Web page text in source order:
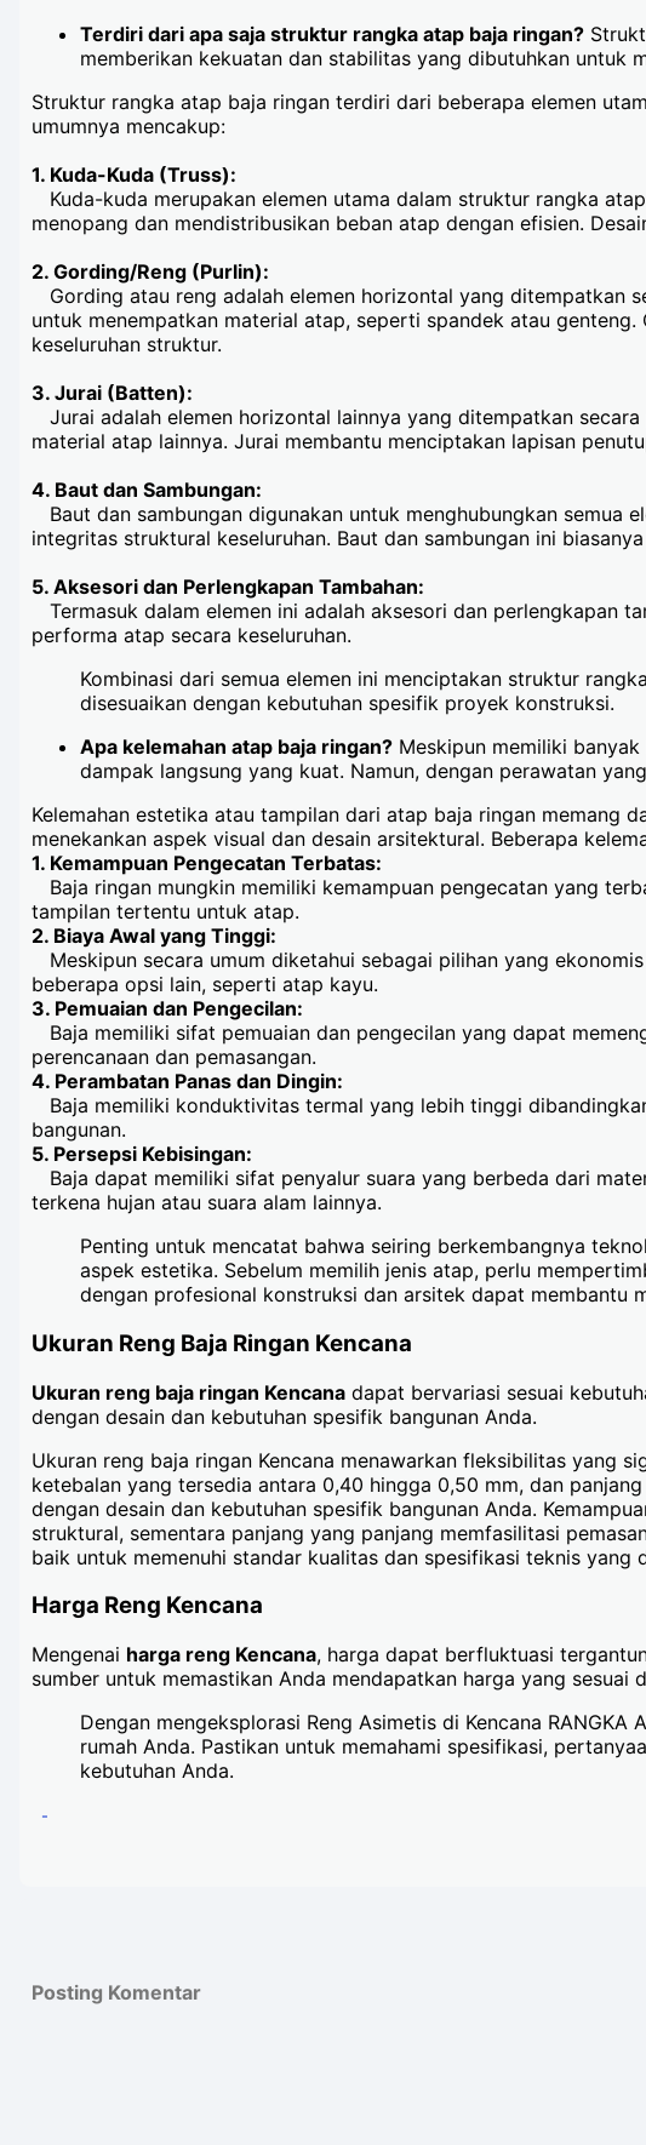
Terdiri dari apa saja struktur rangka atap baja ringan?
memberikan kekuatan dan stabilitas yang dibutuhkan untuk
Struktur rangka atap baja ringan terdiri dari beberapa elemen
umumnya mencakup:
1. Kuda-Kuda (Truss):
Kuda-kuda merupakan elemen utama dalam struktur rangka
menopang dan mendistribusikan beban atap dengan efisien.
2. Gording/Reng (Purlin):
Gording atau reng adalah elemen horizontal yang ditempatkan
untuk menempatkan material atap, seperti spandek atau
keseluruhan struktur.
3. Jurai (Batten):
Jurai adalah elemen horizontal lainnya yang ditempatkan
material atap lainnya. Jurai membantu menciptakan lapisan
4. Baut dan Sambungan:
Baut dan sambungan digunakan untuk menghubungkan semua
integritas struktural keseluruhan. Baut dan sambungan ini
5. Aksesori dan Perlengkapan Tambahan:
Termasuk dalam elemen ini adalah aksesori dan perlengkapan
performa atap secara keseluruhan.
Kombinasi dari semua elemen ini menciptakan struktur
disesuaikan dengan kebutuhan spesifik proyek konstruksi.
Apa kelemahan atap baja ringan? Meskipun memiliki
dampak langsung yang kuat. Namun, dengan perawatan
Kelemahan estetika atau tampilan dari atap baja ringan memang
menekankan aspek visual dan desain arsitektural. Beberapa
1. Kemampuan Pengecatan Terbatas:
Baja ringan mungkin memiliki kemampuan pengecatan yang
tampilan tertentu untuk atap.
2. Biaya Awal yang Tinggi:
Meskipun secara umum diketahui sebagai pilihan yang
beberapa opsi lain, seperti atap kayu.
3. Pemuaian dan Pengecilan:
Baja memiliki sifat pemuaian dan pengecilan yang dapat
perencanaan dan pemasangan.
4. Perambatan Panas dan Dingin:
Baja memiliki konduktivitas termal yang lebih tinggi
bangunan.
5. Persepsi Kebisingan:
Baja dapat memiliki sifat penyalur suara yang berbeda dari
terkena hujan atau suara alam lainnya.
Penting untuk mencatat bahwa seiring berkembangnya
aspek estetika. Sebelum memilih jenis atap, perlu
dengan profesional konstruksi dan arsitek dapat membantu
Ukuran Reng Baja Ringan Kencana
Ukuran reng baja ringan Kencana dapat bervariasi sesuai
dengan desain dan kebutuhan spesifik bangunan Anda.
Ukuran reng baja ringan Kencana menawarkan fleksibilitas yang
ketebalan yang tersedia antara 0,40 hingga 0,50 mm, dan
dengan desain dan kebutuhan spesifik bangunan Anda.
struktural, sementara panjang yang panjang memfasilitasi
baik untuk memenuhi standar kualitas dan spesifikasi teknis
Harga Reng Kencana
Mengenai harga reng Kencana, harga dapat berfluktuasi
sumber untuk memastikan Anda mendapatkan harga yang sesuai
Dengan mengeksplorasi Reng Asimetis di Kencana
rumah Anda. Pastikan untuk memahami spesifikasi,
kebutuhan Anda.
-
Posting Komentar